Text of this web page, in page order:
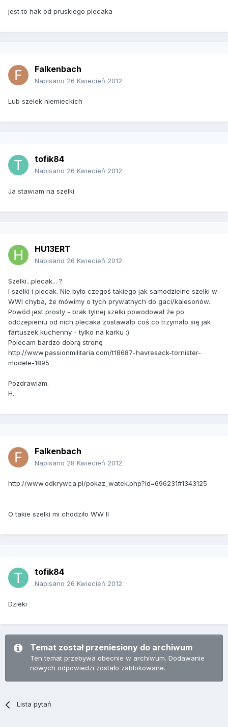
jest to hak od pruskiego plecaka
Falkenbach
Napisano 26 Kwiecień 2012
Lub szelek niemieckich
tofik84
Napisano 26 Kwiecień 2012
Ja stawiam na szelki
HU13ERT
Napisano 26 Kwiecień 2012
Szelki...plecak... ?
I szelki i plecak. Nie było czegoś takiego jak samodzielne szelki w
WWI chyba, że mówimy o tych prywatnych do gaci/kalesonów.
Powód jest prosty - brak tylnej szelki powodował że po
odczepieniu od nich plecaka zostawało coś co trzymało się jak
fartuszek kuchenny - tylko na karku :)
Polecam bardzo dobrą stronę
http://www.passionmilitaria.com/t18687-havresack-tornister-
modele-1895
Pozdrawiam.
H.
Falkenbach
Napisano 28 Kwiecień 2012
http://www.odkrywca.pl/pokaz_watek.php?id=696231#1343125
O takie szelki mi chodziło WW II
tofik84
Napisano 26 Kwiecień 2012
Dzieki
Temat został przeniesiony do archiwum
Ten temat przebywa obecnie w archiwum. Dodawanie
nowych odpowiedzi zostało zablokowane.
Lista pytań